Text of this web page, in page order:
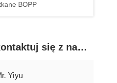
BOPP
się z nami
Yiyu